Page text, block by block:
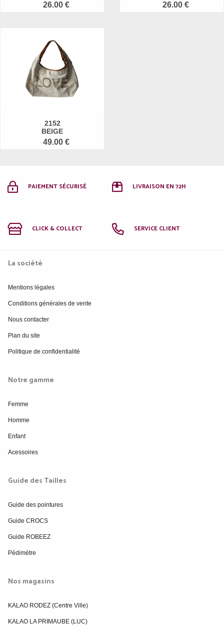
26.00 € 26.00 €
2152
BEIGE
49.00 €
PAIEMENT SÉCURISÉ LIVRAISON EN 72H
CLICK & COLLECT SERVICE CLIENT
La société
Mentions légales
Conditions générales de vente
Nous contacter
Plan du site
Politique de confidentialité
Notre gamme
Femme
Homme
Enfant
Acessoires
Guide des Tailles
Guide des pointures
Guide CROCS
Guide ROBEEZ
Pédimètre
Nos magasins
KALAO RODEZ (Centre Ville)
KALAO LA PRIMAUBE (LUC)